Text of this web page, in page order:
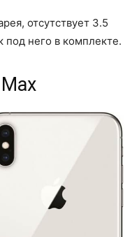
отсутствует 3.5
него в комплекте.